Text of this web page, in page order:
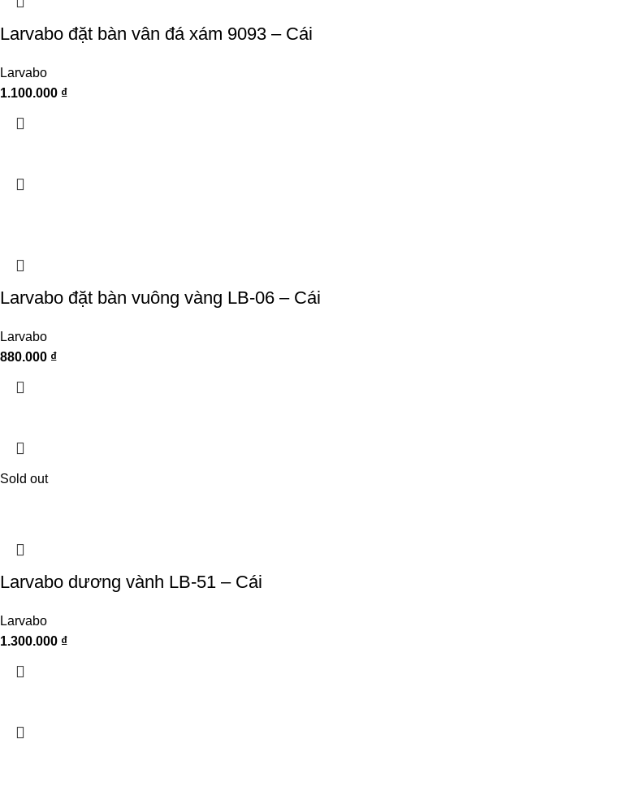
Larvabo đặt bàn vân đá xám 9093 – Cái
Larvabo
1.100.000 ₫
Larvabo đặt bàn vuông vàng LB-06 – Cái
Larvabo
880.000 ₫
Sold out
Larvabo dương vành LB-51 – Cái
Larvabo
1.300.000 ₫